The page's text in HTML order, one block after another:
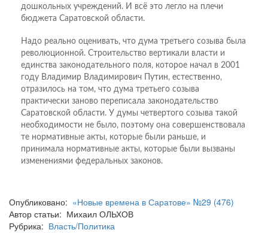
дошкольных учреждений. И всё это легло на плечи
бюджета Саратовской области.
Надо реально оценивать, что дума третьего созыва была
революционной. Строительство вертикали власти и
единства законодательного поля, которое начал в 2001
году Владимир Владимирович Путин, естественно,
отразилось на том, что дума третьего созыва
практически заново переписала законодательство
Саратовской области. У думы четвертого созыва такой
необходимости не было, поэтому она совершенствовала
те нормативные акты, которые были раньше, и
принимала нормативные акты, которые были вызваны
изменениями федеральных законов.
Опубликовано: «Новые времена в Саратове» №29 (476)
Автор статьи: Михаил ОЛЬХОВ
Рубрика: Власть/Политика